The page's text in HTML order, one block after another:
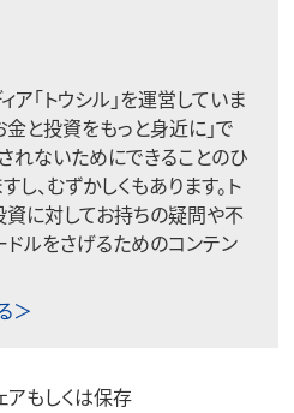
「トウシル」を運営していま
金と投資をもっと身近に」で
れないためにできることのひ
し、むずかしくもあります。ト
資に対してお持ちの疑問や不
ルをさげるためのコンテン
＞
アもしくは保存